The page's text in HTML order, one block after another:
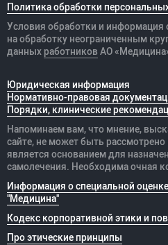
Политика обработки
Условия обработки и информация
на обработку неограниченным
данных работников АО
Юридическая информация
Нормативно-правовая
Порядки, клинические
Напоминаем вам, что мнение,
сайте, не может быть рассмотрено
является основанием для
самолечения. Необходима очная
Информация о специальной
"Медицина"
Кодекс корпоративной этики и
Про этические принципы